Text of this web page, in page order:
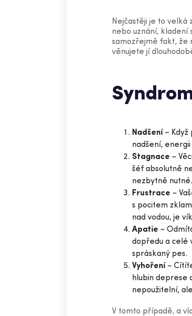
Nejčastěji je to velká
nebo uznání, kladení
samozřejmě fakt, že
věnujete jí
Nadšení –
nadšení,
Stagnace –
šéf absolutně
nezbytně nutné.
Frustrace –
s pocitem
nad vodou, je
Apatie –
dopředu a celé
spráskaný pes.
Vyhoření –
hlubin deprese
nepoužitelní,
V tomto případě, a